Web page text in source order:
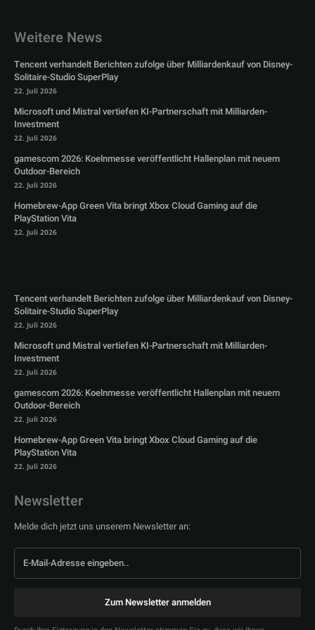
Weitere News
Tencent verhandelt Berichten zufolge über Milliardenkauf von Disney-
Solitaire-Studio SuperPlay
22. Juli 2026
Microsoft und Mistral vertiefen KI-Partnerschaft mit Milliarden-
Investment
22. Juli 2026
gamescom 2026: Koelnmesse veröffentlicht Hallenplan mit neuem
Outdoor-Bereich
22. Juli 2026
Homebrew-App Green Vita bringt Xbox Cloud Gaming auf die
PlayStation Vita
22. Juli 2026
Tencent verhandelt Berichten zufolge über Milliardenkauf von Disney-
Solitaire-Studio SuperPlay
22. Juli 2026
Microsoft und Mistral vertiefen KI-Partnerschaft mit Milliarden-
Investment
22. Juli 2026
gamescom 2026: Koelnmesse veröffentlicht Hallenplan mit neuem
Outdoor-Bereich
22. Juli 2026
Homebrew-App Green Vita bringt Xbox Cloud Gaming auf die
PlayStation Vita
22. Juli 2026
Newsletter
Melde dich jetzt uns unserem Newsletter an:
Zum Newsletter anmelden